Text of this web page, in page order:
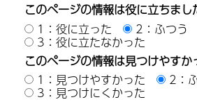
このページの情報は役に立ちまし
1：役に立った
2：ふつう
3：役に立たなかった
このページの情報は見つけやすか
1：見つけやすかった
2：
3：見つけにくかった